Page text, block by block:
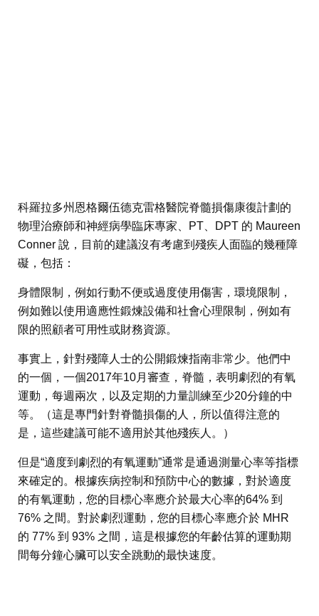
科羅拉多州恩格爾伍德克雷格醫院脊髓損傷康復計劃的
物理治療師和神經病學臨床專家、PT、DPT 的 Maureen
Conner 說，目前的建議沒有考慮到殘疾人面臨的幾種障
礙，包括：
身體限制，例如行動不便或過度使用傷害，環境限制，
例如難以使用適應性鍛煉設備和社會心理限制，例如有
限的照顧者可用性或財務資源。
事實上，針對殘障人士的公開鍛煉指南非常少。他們中
的一個，一個2017年10月審查，脊髓，表明劇烈的有氧
運動，每週兩次，以及定期的力量訓練至少20分鐘的中
等。（這是專門針對脊髓損傷的人，所以值得注意的
是，這些建議可能不適用於其他殘疾人。）
但是“適度到劇烈的有氧運動”通常是通過測量心率等指標
來確定的。根據疾病控制和預防中心的數據，對於適度
的有氧運動，您的目標心率應介於最大心率的64% 到
76% 之間。對於劇烈運動，您的目標心率應介於 MHR
的 77% 到 93% 之間，這是根據您的年齡估算的運動期
間每分鐘心臟可以安全跳動的最快速度。